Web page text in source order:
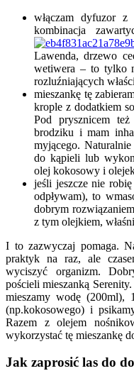
włączam dyfuzor z
kombinacja
Lawenda, drzewo
wetiwera – to tylko
rozluźniających
mieszankę tę
krople z dodatkiem
Pod prysznicem
brodziku i mam
myjącego.
do kąpieli lub
olej kokosowy i
jeśli jeszcze nie
odpływam), to
dobrym
z tym olejkiem,
I to zazwyczaj pomaga.
praktyk na raz, ale
wyciszyć organizm.
pościeli mieszanką
mieszamy wodę
(np.kokosowego) i
Razem z olejem
wykorzystać tę mieszankę
Jak zaprosić las do